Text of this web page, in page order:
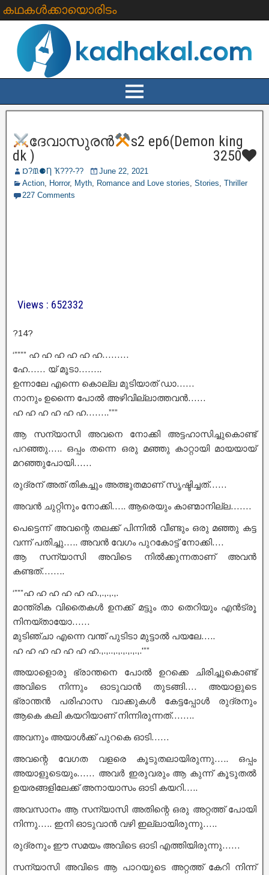
കഥകൾക്കായൊരിടം
ദേവാസുരൻ
s2 ep6(Demon king
dk )
3250
Ɒ?ᙢ⚈Ƞ Ҡ???‐??
June 22, 2021
Action Horror, Myth Romance and Love stories Stories Thriller
227 Comments
Views : 652332
?14?
‘”””” ഹ ഹ ഹ ഹ ഹ ഹ………
ഹേ…… യ് മൂടാ……..
ഉന്നാലേ എന്നെ കൊല്ല മുടിയാത് ഡാ……
നാനും ഉന്നൈ പോൽ അഴിവില്ലാത്തവൻ……
ഹ ഹ ഹ ഹ ഹ ഹ……..”””
ആ സന്യാസി അവനെ നോക്കി അട്ടഹാസിച്ചുകൊണ്ട്
പറഞ്ഞു….. ഒപ്പം തന്നെ ഒരു മഞ്ഞു കാറ്റായി മായയായ്
മറഞ്ഞുപോയി……
രുദ്രന് അത് തികച്ചും അത്ഭുതമാണ് സൃഷ്ടിച്ചത്……
അവൻ ചുറ്റിനും നോക്കി….. ആരെയും കാണ്മാനില്ല…….
പെട്ടെന്ന് അവന്റെ തലക്ക് പിന്നിൽ വീണ്ടും ഒരു മഞ്ഞു കട്ട
വന്ന് പതിച്ചു….. അവൻ വേഗം പുറകോട്ട് നോക്കി….
ആ സന്യാസി അവിടെ നിൽക്കുന്നതാണ് അവൻ
കണ്ടത്……..
‘”””ഹ ഹ ഹ ഹ ഹ ഹ.,.,.,.,.
മാന്ത്രിക വിതൈകൾ ഉനക്ക് മട്ടും താ തെറിയും എൻട്രൂ
നിനയ്തായോ……
മുടിഞ്ചാ എന്നെ വന്ത് പുടിടാ മുട്ടാൽ പയലേ…..
ഹ ഹ ഹ ഹ ഹ ഹ ഹ.,.,..,.,.,.,.,.,.'””
അയാളൊരു ഭ്രാന്തനെ പോൽ ഉറക്കെ ചിരിച്ചുകൊണ്ട്
അവിടെ നിന്നും ഓടുവാൻ തുടങ്ങി…. അയാളുടെ
ഭ്രാന്തൻ പരിഹാസ വാക്കുകൾ കേട്ടപ്പോൾ രുദ്രനും
ആകെ കലി കയറിയാണ് നിന്നിരുന്നത്……..
അവനും അയാൾക്ക് പുറകെ ഓടി……
അവന്റെ വേഗത വളരെ കൂടുതലായിരുന്നു….. ഒപ്പം
അയാളുടെയും…… അവർ ഇരുവരും ആ കുന്ന് കൂടുതൽ
ഉയരങ്ങളിലേക്ക് അനായാസം ഓടി കയറി…..
അവസാനം ആ സന്യാസി അതിന്റെ ഒരു അറ്റത്ത് പോയി
നിന്നു….. ഇനി ഓടുവാൻ വഴി ഇല്ലായിരുന്നു…..
രുദ്രനും ഈ സമയം അവിടെ ഓടി എത്തിയിരുന്നു……
സന്യാസി അവിടെ ആ പാറയുടെ അറ്റത്ത് കേറി നിന്ന്